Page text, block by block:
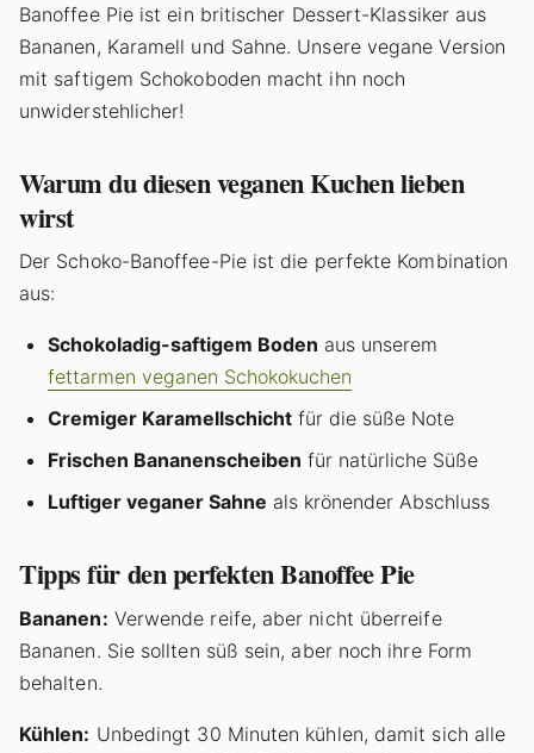
Banoffee Pie ist ein britischer Dessert-Klassiker aus
Bananen, Karamell und Sahne. Unsere vegane Version
mit saftigem Schokoboden macht ihn noch
unwiderstehlicher!
Warum du diesen veganen Kuchen lieben
wirst
Der Schoko-Banoffee-Pie ist die perfekte Kombination
aus:
Schokoladig-saftigem Boden aus unserem
fettarmen veganen Schokokuchen
Cremiger Karamellschicht für die süße Note
Frischen Bananenscheiben für natürliche Süße
Luftiger veganer Sahne als krönender Abschluss
Tipps für den perfekten Banoffee Pie
Bananen: Verwende reife, aber nicht überreife
Bananen. Sie sollten süß sein, aber noch ihre Form
behalten.
Kühlen: Unbedingt 30 Minuten kühlen, damit sich alle